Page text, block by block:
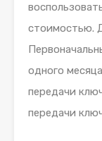
стоимостью.
одного
передачи
передачи